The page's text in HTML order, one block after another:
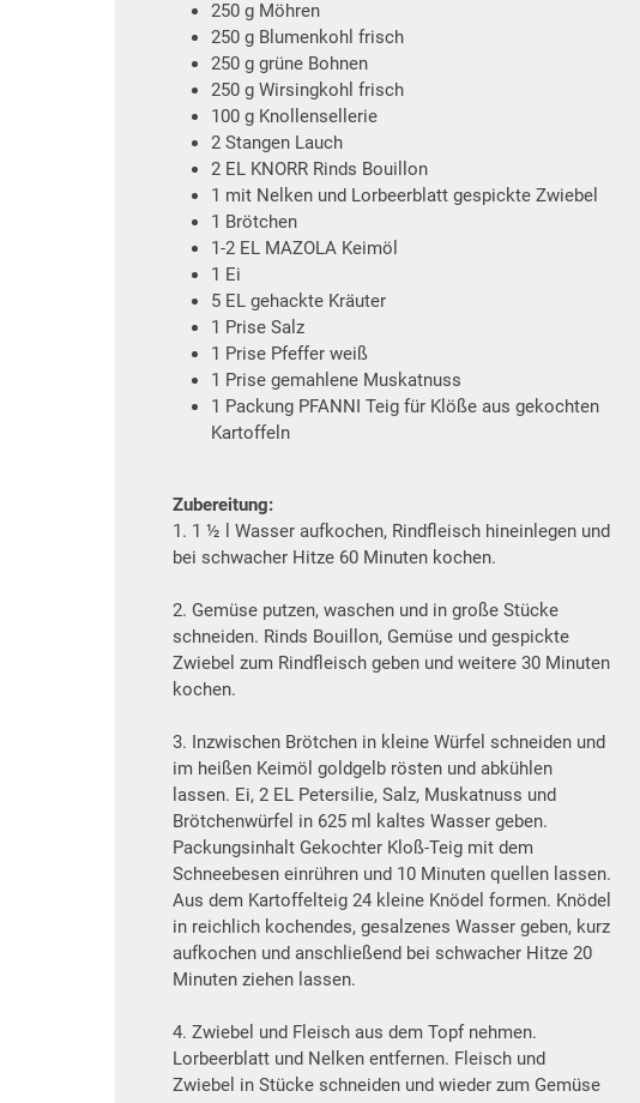
250 g Möhren
250 g Blumenkohl frisch
250 g grüne Bohnen
250 g Wirsingkohl frisch
100 g Knollensellerie
2 Stangen Lauch
2 EL KNORR Rinds Bouillon
1 mit Nelken und Lorbeerblatt gespickte Zwiebel
1 Brötchen
1-2 EL MAZOLA Keimöl
1 Ei
5 EL gehackte Kräuter
1 Prise Salz
1 Prise Pfeffer weiß
1 Prise gemahlene Muskatnuss
1 Packung PFANNI Teig für Klöße aus gekochten
Kartoffeln
Zubereitung:
1. 1 ½ l Wasser aufkochen, Rindfleisch hineinlegen und
bei schwacher Hitze 60 Minuten kochen.
2. Gemüse putzen, waschen und in große Stücke
schneiden. Rinds Bouillon, Gemüse und gespickte
Zwiebel zum Rindfleisch geben und weitere 30 Minuten
kochen.
3. Inzwischen Brötchen in kleine Würfel schneiden und
im heißen Keimöl goldgelb rösten und abkühlen
lassen. Ei, 2 EL Petersilie, Salz, Muskatnuss und
Brötchenwürfel in 625 ml kaltes Wasser geben.
Packungsinhalt Gekochter Kloß-Teig mit dem
Schneebesen einrühren und 10 Minuten quellen lassen.
Aus dem Kartoffelteig 24 kleine Knödel formen. Knödel
in reichlich kochendes, gesalzenes Wasser geben, kurz
aufkochen und anschließend bei schwacher Hitze 20
Minuten ziehen lassen.
4. Zwiebel und Fleisch aus dem Topf nehmen.
Lorbeerblatt und Nelken entfernen. Fleisch und
Zwiebel in Stücke schneiden und wieder zum Gemüse